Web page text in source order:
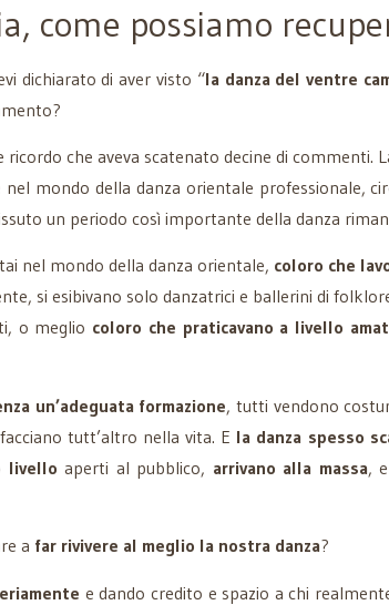
come possiamo
dichiarato di aver visto “la danza del ventre
ricordo che aveva scatenato decine di
mondo della danza orientale professionale,
un periodo così importante della danza
nel mondo della danza orientale, coloro che
si esibivano solo danzatrici e ballerini di
o meglio coloro che praticavano a livello
un’adeguata formazione, tutti vendono
tutt’altro nella vita. E la danza spesso
livello aperti al pubblico, arrivano alla massa,
a far rivivere al meglio la nostra danza?
e dando credito e spazio a chi